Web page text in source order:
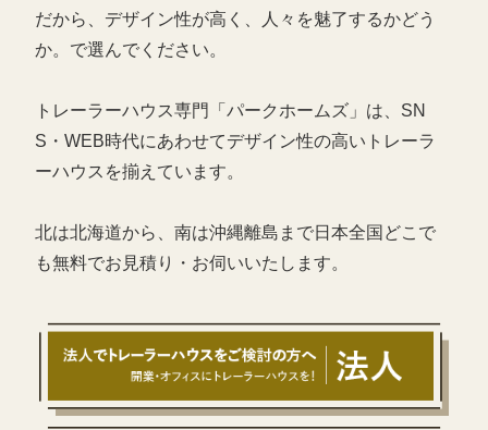
だから、デザイン性が高く、人々を魅了するかどう
か。で選んでください。
トレーラーハウス専門「パークホームズ」は、SN
S・WEB時代にあわせてデザイン性の高いトレーラ
ーハウスを揃えています。
北は北海道から、南は沖縄離島まで日本全国どこで
も無料でお見積り・お伺いいたします。